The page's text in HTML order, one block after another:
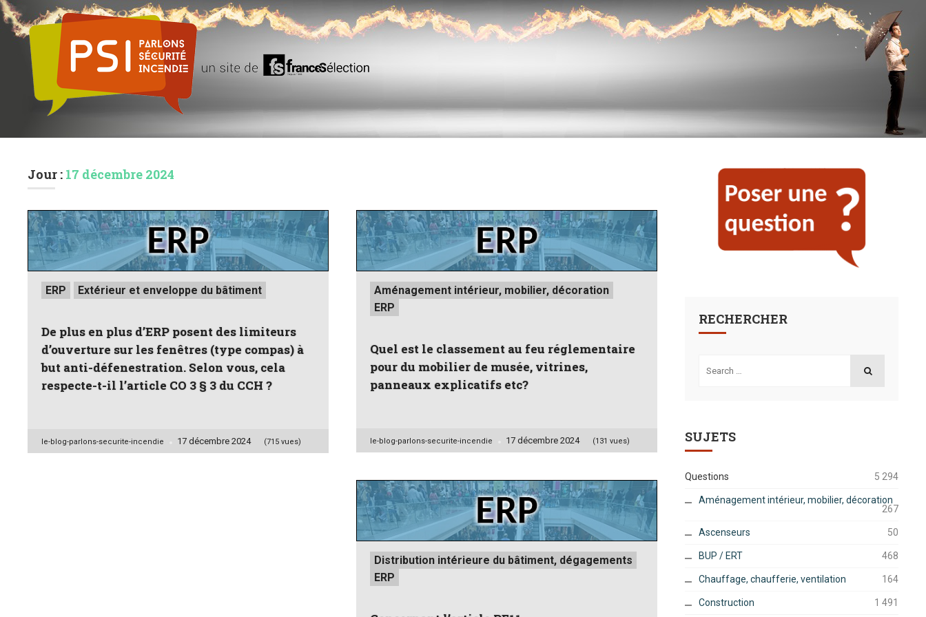
Jour : 17 décembre 2024
Posted
inERP Extérieur et enveloppe du bâtiment
De plus en plus d’ERP posent des limiteurs
d’ouverture sur les fenêtres (type compas) à
but anti-défenestration. Selon vous, cela
respecte-t-il l’article CO 3 § 3 du CCH ?
Posted
le-blog-parlons-securite-incendie 17 décembre 2024 (715 vues)
Posted
inAménagement intérieur, mobilier, décoration
ERP
Quel est le classement au feu réglementaire
pour du mobilier de musée, vitrines,
panneaux explicatifs etc?
Posted
le-blog-parlons-securite-incendie 17 décembre 2024 (131 vues)
Posted
inDistribution intérieure du bâtiment, dégagements
ERP
RECHERCHER
for:
SUJETS
Questions 5 294
Aménagement intérieur, mobilier, décoration
267
Ascenseurs 50
BUP / ERT 468
Chauffage, chaufferie, ventilation 164
Construction 1 491